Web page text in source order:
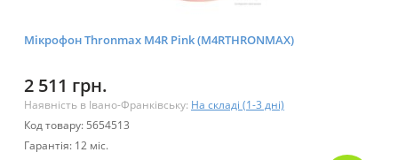
Мікрофон Thronmax M4R Pink (M4RTHRONMAX)
2 511 грн.
Наявність в Івано-Франківську: На складі (1-3 дні)
Код товару: 5654513
Гарантія: 12 міс.